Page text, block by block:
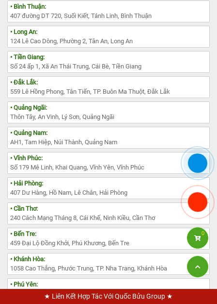
• Bình Thuận:
407 đường DT 720, Suối Kiết, Tánh Linh, Bình Thuận
• Long An:
124 Lê Cao Dòng, Phường 2, Tân An, Long An
• Tiền Giang:
Số 24 ấp 1, Xã An Thái Trung, Cái Bè, Tiền Giang
• Đắk Lắk:
559 Lê Hồng Phong, Tân Tiến, TP. Buôn Ma Thuột, Đắk Lắk
• Quảng Ngãi:
Thôn Tây, An Vinh, Lý Sơn, Quảng Ngãi
• Quảng Nam:
AH1, Tam Hiệp, Núi Thành, Quảng Nam
• Vĩnh Phúc:
Số 179 Mê Linh, Khai Quang, Vĩnh Yên, Vĩnh Phúc
• Hải Phòng:
407 Dư Hàng, Hồ Nam, Lê Chân, Hải Phòng
• Cần Thơ:
240 Cách Mạng Tháng 8, Cái Khế, Ninh Kiều, Cần Thơ
• Bến Tre:
459 Đại Lộ Đồng Khởi, Phú Khương, Bến Tre
• Khánh Hòa:
1058 Cao Thắng, Phước Trung, TP. Nha Trang, Khánh Hòa
• Phú Yên:
1500 Nguyễn Hữu Thọ, Phường 9, Tuy Hòa, Phú Yên
0
★ Liên Kết Hợp Tác Với Quốc Bửu Group ★